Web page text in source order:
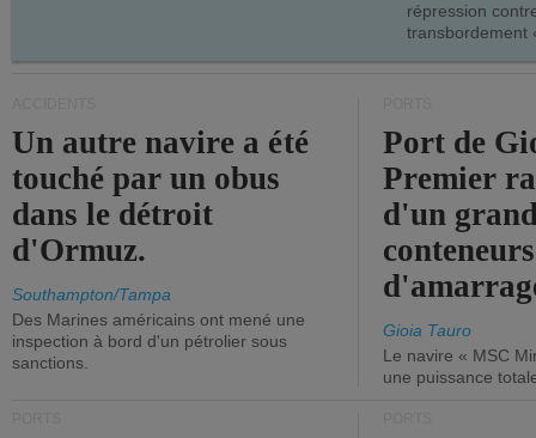
répression
transbordement
Un autre navire a été
touché par un obus
dans le détroit
d'Ormuz.
Southampton/Tampa
Des Marines américains ont mené une
inspection à bord d'un pétrolier sous
sanctions.
Port de
Premier
d'un
Gioia Tauro
Le navire « MSC
une puissance